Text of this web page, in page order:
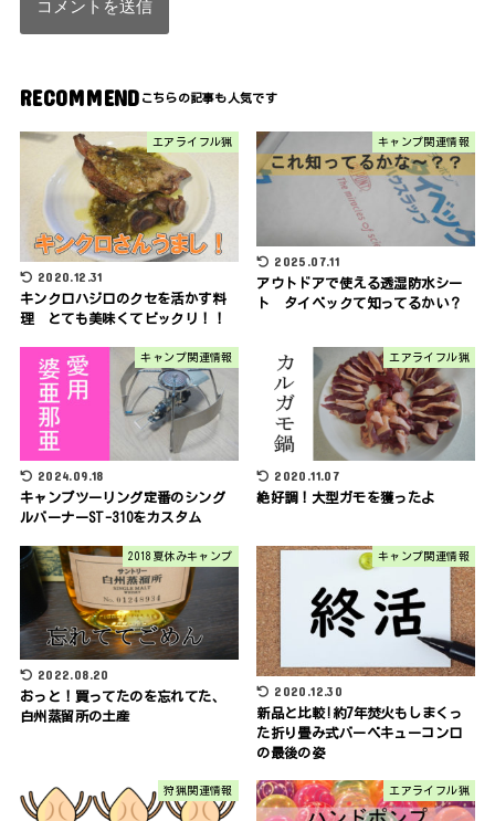
RECOMMEND
エアライフル猟
2020.12.31
キンクロハジロのクセを活かす料
理 とても美味くてビックリ！！
キャンプ関連情報
2025.07.11
アウトドアで使える透湿防水シー
ト タイベックて知ってるかい？
キャンプ関連情報
2024.09.18
キャンプツーリング定番のシング
ルバーナーST-310をカスタム
エアライフル猟
2020.11.07
絶好調！大型ガモを獲ったよ
2018夏休みキャンプ
2022.08.20
おっと！買ってたのを忘れてた、
白州蒸留所の土産
キャンプ関連情報
2020.12.30
新品と比較!約7年焚火もしまくっ
た折り畳み式バーベキューコンロ
の最後の姿
狩猟関連情報 エアライフル猟